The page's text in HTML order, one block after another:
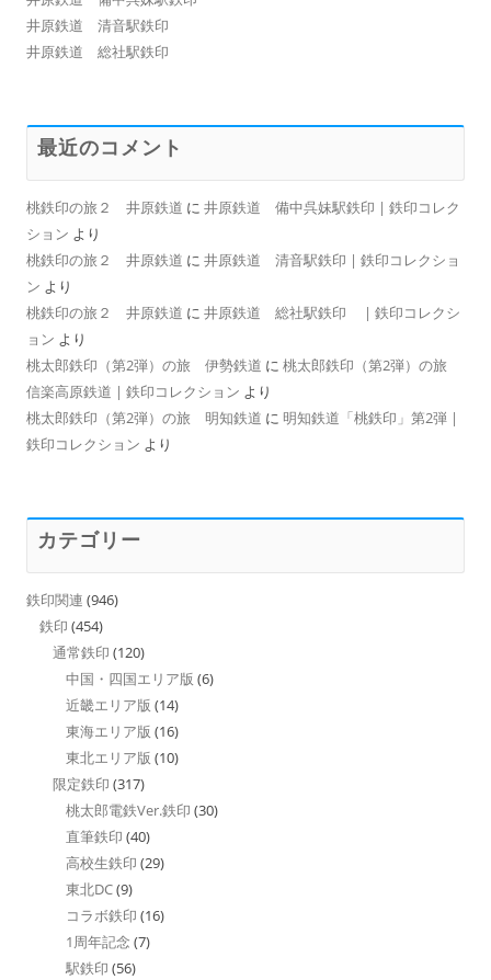
井原鉄道 清音駅鉄印
井原鉄道 総社駅鉄印
最近のコメント
桃鉄印の旅２ 井原鉄道 に 井原鉄道 備中呉妹駅鉄印 | 鉄印コレク
ション より
桃鉄印の旅２ 井原鉄道 に 井原鉄道 清音駅鉄印 | 鉄印コレクショ
ン より
桃鉄印の旅２ 井原鉄道 に 井原鉄道 総社駅鉄印 | 鉄印コレクシ
ョン より
桃太郎鉄印（第2弾）の旅 伊勢鉄道 に 桃太郎鉄印（第2弾）の旅
信楽高原鉄道 | 鉄印コレクション より
桃太郎鉄印（第2弾）の旅 明知鉄道 に 明知鉄道「桃鉄印」第2弾 |
鉄印コレクション より
カテゴリー
鉄印関連 (946)
鉄印 (454)
通常鉄印 (120)
中国・四国エリア版 (6)
近畿エリア版 (14)
東海エリア版 (16)
東北エリア版 (10)
限定鉄印 (317)
桃太郎電鉄Ver.鉄印 (30)
直筆鉄印 (40)
高校生鉄印 (29)
東北DC(9)
コラボ鉄印 (16)
1周年記念 (7)
駅鉄印 (56)